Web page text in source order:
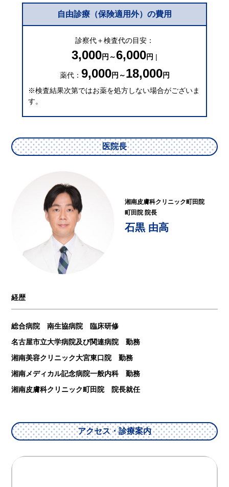
自由診療（保険適用外）の費用
診察代＋検査代の目安：
3,000円～6,000円 |
薬代： 9,000円～18,000円
※検査結果次第ではお薬を処方しない場合がございま
す。
医院長
湘南皮膚科クリニック町田院
町田院 院長
石黒 由高
経歴
総合病院 南生協病院 臨床研修
名古屋市立大学病院及び関連病院 勤務
湘南美容クリニック大宮東口院 勤務
湘南メディカル記念病院一般内科 勤務
湘南皮膚科クリニック町田院 院長就任
アクセス・診療案内